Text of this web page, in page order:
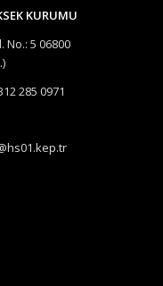
KURUMU
5 06800
)
285 0971